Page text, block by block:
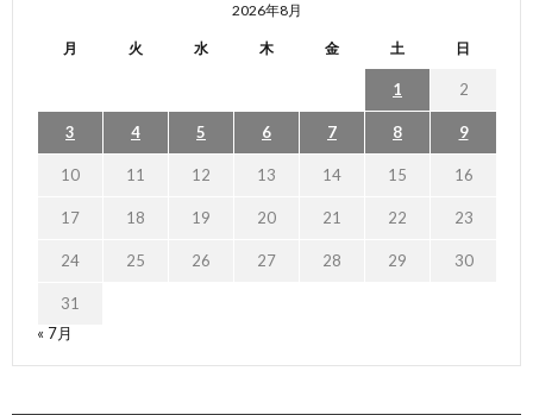
2026年8月
月 火 水 木 金 土 日
1 2
3 4 5 6 7 8 9
10 11 12 13 14 15 16
17 18 19 20 21 22 23
24 25 26 27 28 29 30
31
« 7月